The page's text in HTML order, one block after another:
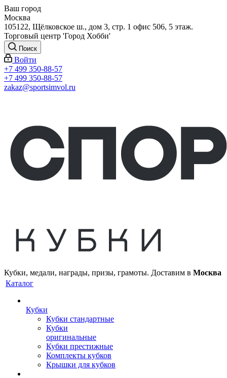
Ваш город
Москва
105122, Щёлковское ш., дом 3, стр. 1 офис 506, 5 этаж.
Торговый центр 'Город Хобби'
Поиск
Войти
+7 499 350-88-57
+7 499 350-88-57
zakaz@sportsimvol.ru
Кубки, медали, награды, призы, грамоты. Доставим в Москва
Каталог
Кубки
Кубки стандартные
Кубки
оригинальные
Кубки престижные
Комплекты кубков
Крышки для кубков